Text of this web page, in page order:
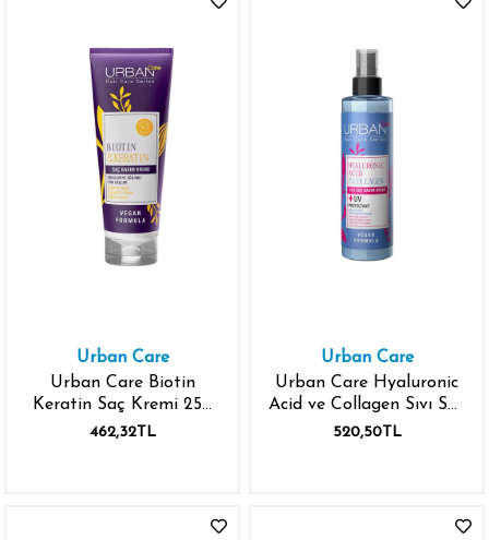
Urban Care
Urban Care Biotin
Keratin Saç Kremi 250
ml
462,32TL
Urban Care
Urban Care Hyaluronic
Acid ve Collagen Sıvı Saç
Bakım Kremi 200 ml
520,50TL